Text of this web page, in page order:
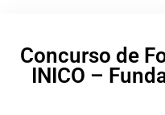
Concurso de
INICO –